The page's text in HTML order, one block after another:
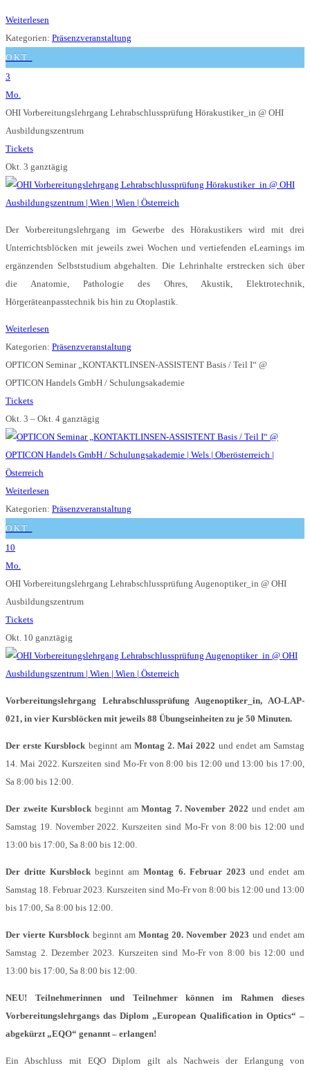
Weiterlesen
Kategorien: Präsenzveranstaltung
OKT.
3
Mo.
OHI Vorbereitungslehrgang Lehrabschlussprüfung Hörakustiker_in @ OHI
Ausbildungszentrum
Tickets
Okt. 3 ganztägig
Der Vorbereitungslehrgang im Gewerbe des Hörakustikers wird mit drei
Unterrichtsblöcken mit jeweils zwei Wochen und vertiefenden eLearnings im
ergänzenden Selbststudium abgehalten. Die Lehrinhalte erstrecken sich über
die Anatomie, Pathologie des Ohres, Akustik, Elektrotechnik,
Hörgeräteanpasstechnik bis hin zu Otoplastik.
Weiterlesen
Kategorien: Präsenzveranstaltung
OPTICON Seminar „KONTAKTLINSEN-ASSISTENT Basis / Teil I“ @
OPTICON Handels GmbH / Schulungsakademie
Tickets
Okt. 3 – Okt. 4 ganztägig
Weiterlesen
Kategorien: Präsenzveranstaltung
OKT.
10
Mo.
OHI Vorbereitungslehrgang Lehrabschlussprüfung Augenoptiker_in @ OHI
Ausbildungszentrum
Tickets
Okt. 10 ganztägig
Vorbereitungslehrgang Lehrabschlussprüfung Augenoptiker_in, AO-LAP-
021, in vier Kursblöcken mit jeweils 88 Übungseinheiten zu je 50 Minuten.
Der erste Kursblock beginnt am Montag 2. Mai 2022 und endet am Samstag
14. Mai 2022. Kurszeiten sind Mo-Fr von 8:00 bis 12:00 und 13:00 bis 17:00,
Sa 8:00 bis 12:00.
Der zweite Kursblock beginnt amMontag 7. November 2022 und endet am
Samstag 19. November 2022. Kurszeiten sind Mo-Fr von 8:00 bis 12:00 und
13:00 bis 17:00, Sa 8:00 bis 12:00.
Der dritte Kursblock beginnt amMontag 6. Februar 2023 und endet am
Samstag 18. Februar 2023. Kurszeiten sind Mo-Fr von 8:00 bis 12:00 und 13:00
bis 17:00, Sa 8:00 bis 12:00.
Der vierte Kursblock beginnt am Montag 20. November 2023 und endet am
Samstag 2. Dezember 2023. Kurszeiten sind Mo-Fr von 8:00 bis 12:00 und
13:00 bis 17:00, Sa 8:00 bis 12:00.
NEU! Teilnehmerinnen und Teilnehmer können im Rahmen dieses
Vorbereitungslehrgangs das Diplom „European Qualification in Optics“ –
abgekürzt „EQO“ genannt – erlangen!
Ein Abschluss mit EQO Diplom gilt als Nachweis der Erlangung von